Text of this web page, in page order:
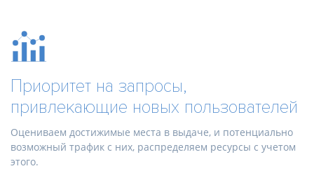
Приоритет на запросы,
привлекающие новых пользователей
Оцениваем достижимые места в выдаче, и потенциально
возможный трафик с них, распределяем ресурсы с учетом
этого.